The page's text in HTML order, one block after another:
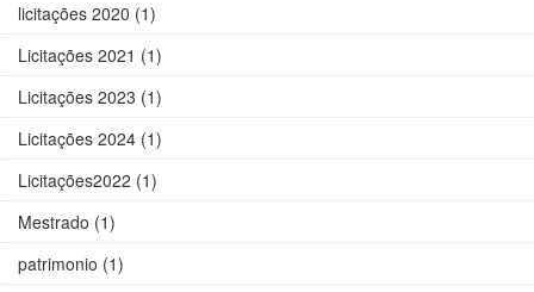
licitações 2020 (1)
Licitações 2021 (1)
Licitações 2023 (1)
Licitações 2024 (1)
Licitações2022 (1)
Mestrado (1)
patrimonio (1)